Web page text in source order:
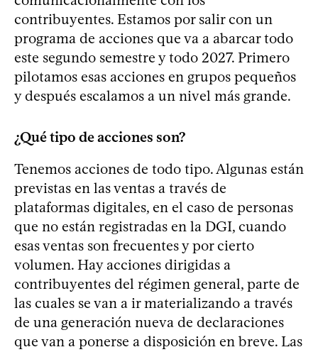
contribuyentes. Estamos por salir con un
programa de acciones que va a abarcar todo
este segundo semestre y todo 2027. Primero
pilotamos esas acciones en grupos pequeños
y después escalamos a un nivel más grande.
¿Qué tipo de acciones son?
Tenemos acciones de todo tipo. Algunas están
previstas en las ventas a través de
plataformas digitales, en el caso de personas
que no están registradas en la DGI, cuando
esas ventas son frecuentes y por cierto
volumen. Hay acciones dirigidas a
contribuyentes del régimen general, parte de
las cuales se van a ir materializando a través
de una generación nueva de declaraciones
que van a ponerse a disposición en breve. Las